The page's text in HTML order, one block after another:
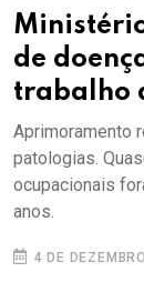
de
trabalho
Aprimoramento
patologias.
ocupacionais
anos.
4 DE